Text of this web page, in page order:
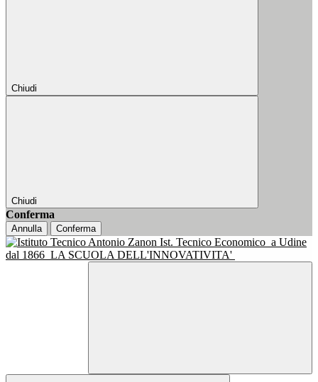
Chiudi
Chiudi
Conferma
Annulla Conferma
Ist. Tecnico Economico a Udine
dal 1866 LA SCUOLA DELL'INNOVATIVITA'